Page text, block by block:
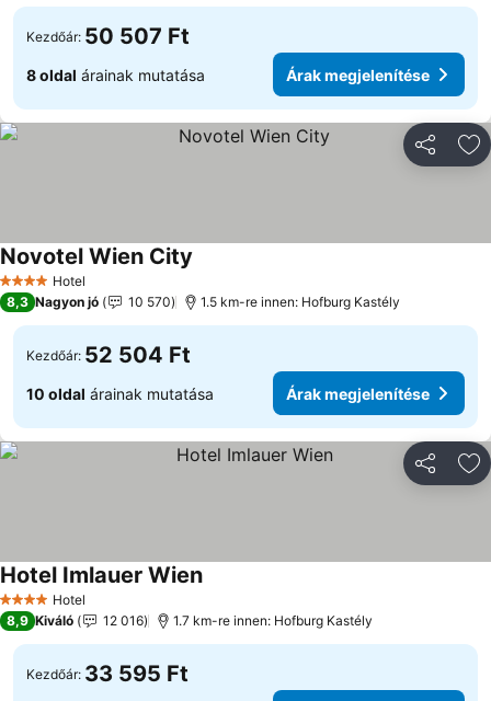
Kezdőár: 50 507 Ft
8 oldal árainak mutatása Árak megjelenítése
4 KategóriaHotel
Novotel Wien City
8,3 Nagyon jó 10 570 1.5 km-re innen: Hofburg Kastély
Kezdőár: 52 504 Ft
10 oldal árainak mutatása Árak megjelenítése
4 KategóriaHotel
Hotel Imlauer Wien
8,9 Kiváló 12 016 1.7 km-re innen: Hofburg Kastély
Kezdőár: 33 595 Ft